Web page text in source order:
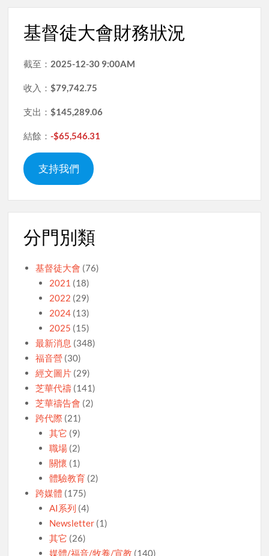
基督徒大會財務狀況
截至： 2025-12-30 9:00AM
收入：$79,742.75
支出：$145,289.06
結餘：-$65,546.31
支持我們
分門別類
基督徒大會 (76)
2021 (18)
2022 (29)
2024(13)
2025 (15)
最新消息 (348)
福音營 (30)
經文圖片 (29)
芝華代禱 (141)
芝華禱告會 (2)
跨代際 (21)
其它 (9)
職場(2)
關懷 (1)
體驗教育(2)
跨媒體 (175)
AI系列 (4)
Newsletter(1)
其它 (26)
媒體/福音/牧養/宣教 (140)